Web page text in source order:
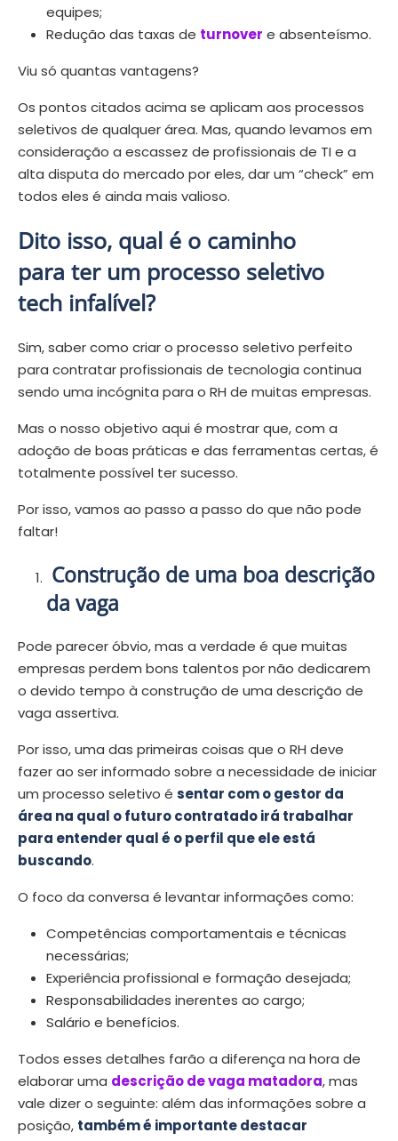
equipes;
Redução das taxas de turnover e absenteísmo.
Viu só quantas vantagens?
Os pontos citados acima se aplicam aos processos
seletivos de qualquer área. Mas, quando levamos em
consideração a escassez de profissionais de TI e a
alta disputa do mercado por eles, dar um “check” em
todos eles é ainda mais valioso.
Dito isso, qual é o caminho
para ter um processo seletivo
tech infalível?
Sim, saber como criar o processo seletivo perfeito
para contratar profissionais de tecnologia continua
sendo uma incógnita para o RH de muitas empresas.
Mas o nosso objetivo aqui é mostrar que, com a
adoção de boas práticas e das ferramentas certas, é
totalmente possível ter sucesso.
Por isso, vamos ao passo a passo do que não pode
faltar!
Construção de uma boa descrição
da vaga
Pode parecer óbvio, mas a verdade é que muitas
empresas perdem bons talentos por não dedicarem
o devido tempo à construção de uma descrição de
vaga assertiva.
Por isso, uma das primeiras coisas que o RH deve
fazer ao ser informado sobre a necessidade de iniciar
um processo seletivo é sentar com o gestor da
área na qual o futuro contratado irá trabalhar
para entender qual é o perfil que ele está
buscando.
O foco da conversa é levantar informações como:
Competências comportamentais e técnicas
necessárias;
Experiência profissional e formação desejada;
Responsabilidades inerentes ao cargo;
Salário e benefícios.
Todos esses detalhes farão a diferença na hora de
elaborar uma descrição de vaga matadora, mas
vale dizer o seguinte: além das informações sobre a
posição, também é importante destacar